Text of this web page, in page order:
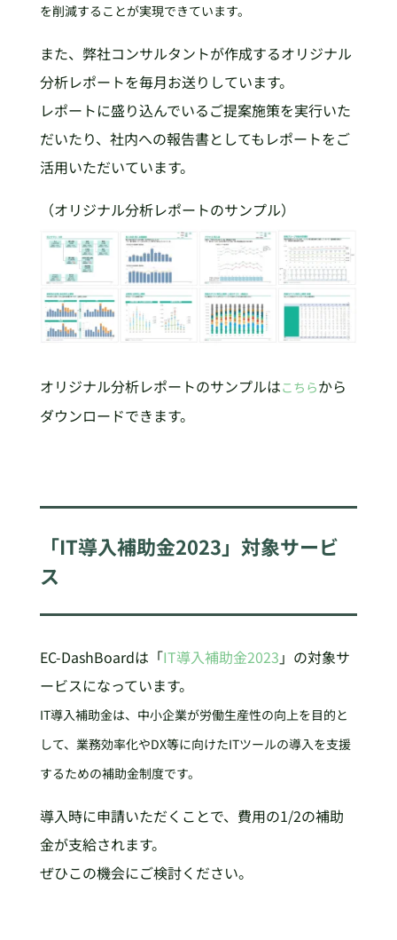
を削減することが実現できています。
また、弊社コンサルタントが作成するオリジナル
分析レポートを毎月お送りしています。
レポートに盛り込んでいるご提案施策を実行いた
だいたり、社内への報告書としてもレポートをご
活用いただいています。
（オリジナル分析レポートのサンプル）
オリジナル分析レポートのサンプルはこちらから
ダウンロードできます。
「IT導入補助金2023」対象サービ
ス
EC-DashBoardは「IT導入補助金2023 」の対象サ
ービスになっています。
IT導入補助金は、中小企業が労働生産性の向上を目的と
して、業務効率化やDX等に向けたITツールの導入を支援
するための補助金制度です。
導入時に申請いただくことで、費用の1/2の補助
金が支給されます。
ぜひこの機会にご検討ください。